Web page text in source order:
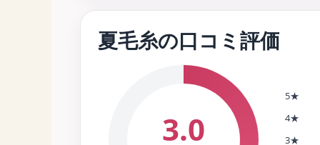
夏毛糸の口コミ評価
3.0
5★
4★
3★